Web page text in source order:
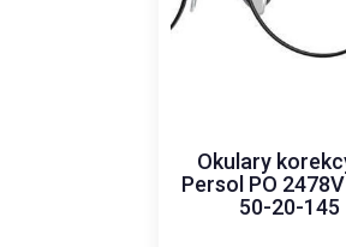
Okulary
Persol PO
50-20-145